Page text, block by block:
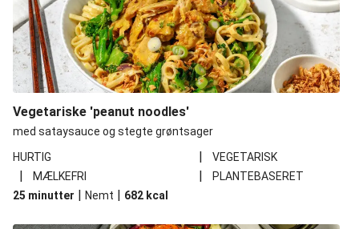
Vegetariske 'peanut noodles'
med sataysauce og stegte grøntsager
HURTIG
| VEGETARISK
| MÆLKEFRI |
PLANTEBASERET
25 minutter | Nemt | 682 kcal